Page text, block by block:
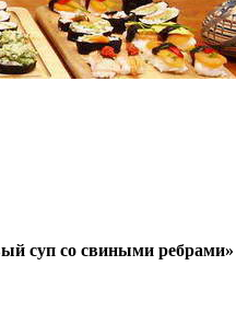
суп со свиными ребрами»